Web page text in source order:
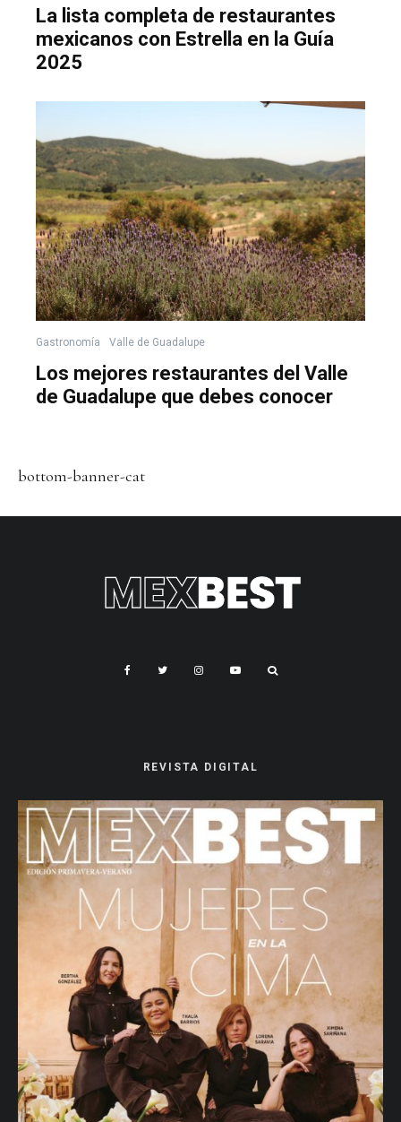
La lista completa de restaurantes
mexicanos con Estrella en la Guía
2025
Gastronomía Valle de Guadalupe
Los mejores restaurantes del Valle
de Guadalupe que debes conocer
bottom-banner-cat
REVISTA DIGITAL